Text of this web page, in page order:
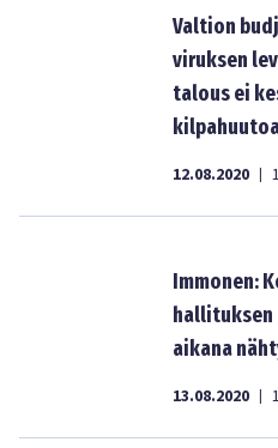
Valtion
viruksen
talous ei
12.08.2020 |
Immonen:
hallituksen
aikana
13.08.2020 |